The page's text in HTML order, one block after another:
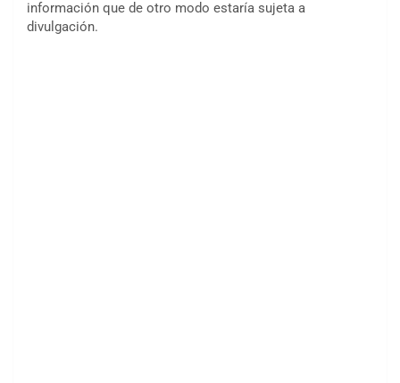
información que de otro modo estaría sujeta a
divulgación.